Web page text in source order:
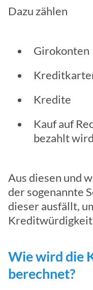
Dazu zählen
Girokonten
Kredite
Kauf auf
bezahlt
Aus diesen und
der sogenannte
dieser ausfällt,
Wie wird die
berechnet?